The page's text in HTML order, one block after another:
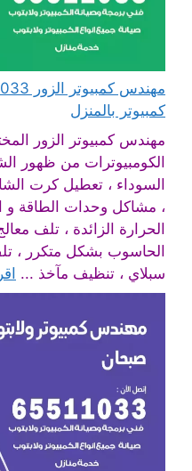
كمبيوتر بالمنزل
مهندس كمبيوتر الزور
الكومبيوترات من ظهور
السوداء ، تعطيل كرت
، مشاكل وحدات الطاقة و
الحرارة الزائدة ، تلف
الحاسوب بشكل متكرر ،
سبلاي ، تنظيف مآخذ ...